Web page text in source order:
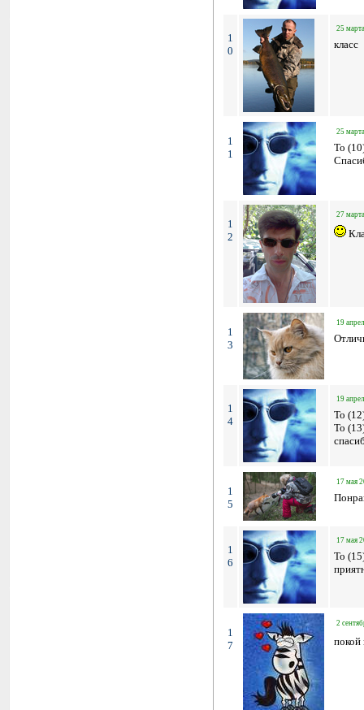
1
0
25
класс
1
1
25
To
1
2
27
1
3
19
1
4
19
To
To
1
5
17 мая
1
6
17 мая
To
1
7
2
покой